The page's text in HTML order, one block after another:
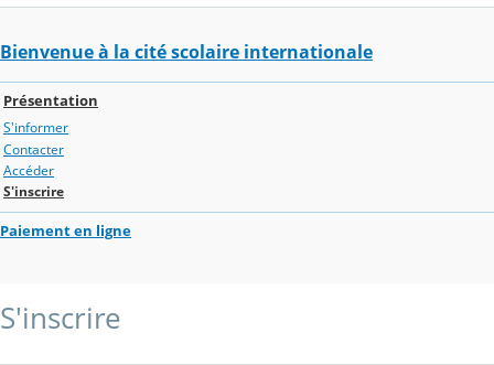
Bienvenue à la cité scolaire internationale
Présentation
S'informer
Contacter
Accéder
S'inscrire
Paiement en ligne
S'inscrire